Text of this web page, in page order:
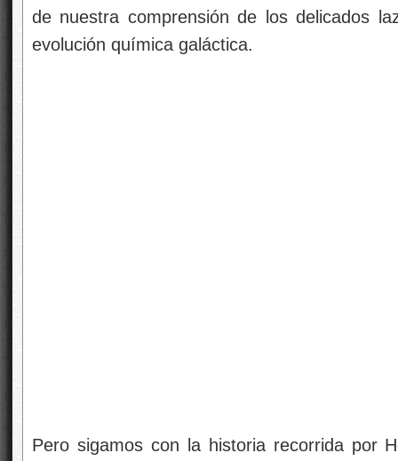
de nuestra comprensión de los delicados
evolución química galáctica.
Pero sigamos con la historia recorrida por